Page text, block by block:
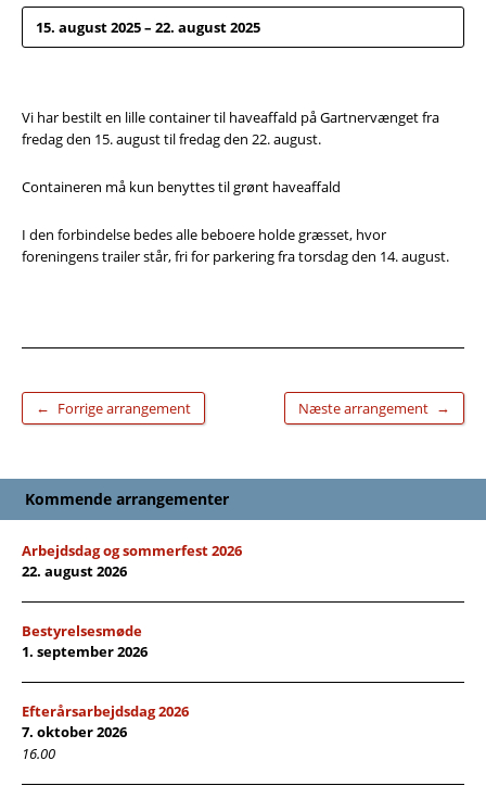
15. august 2025 – 22. august 2025
Vi har bestilt en lille container til haveaffald på Gartnervænget fra
fredag den 15. august til fredag den 22. august.
Containeren må kun benyttes til grønt haveaffald
I den forbindelse bedes alle beboere holde græsset, hvor
foreningens trailer står, fri for parkering fra torsdag den 14. august.
← Forrige arrangement Næste arrangement →
Kommende arrangementer
Arbejdsdag og sommerfest 2026
22. august 2026
Bestyrelsesmøde
1. september 2026
Efterårsarbejdsdag 2026
7. oktober 2026
16.00